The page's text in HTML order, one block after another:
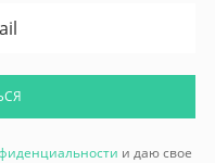
и даю свое